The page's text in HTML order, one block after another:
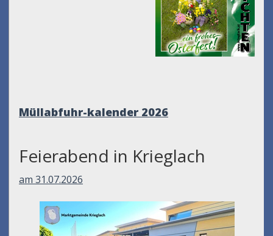
Müllabfuhr-kalender